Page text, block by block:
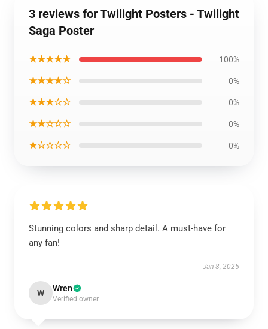
3 reviews for Twilight Posters - Twilight
Saga Poster
★★★★★ 100%
★★★★☆ 0%
★★★☆☆ 0%
★★☆☆☆ 0%
★☆☆☆☆ 0%
Stunning colors and sharp detail. A must-have for
any fan!
Jan 8, 2025
W Wren
Verified owner